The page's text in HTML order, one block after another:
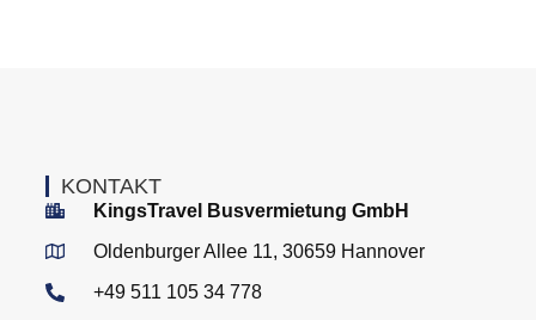
KONTAKT
KingsTravel Busvermietung GmbH
Oldenburger Allee 11, 30659 Hannover
+49 511 105 34 778